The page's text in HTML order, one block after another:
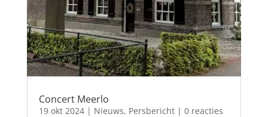
Concert Meerlo
19 okt 2024| Nieuws, Persbericht| 0 reacties